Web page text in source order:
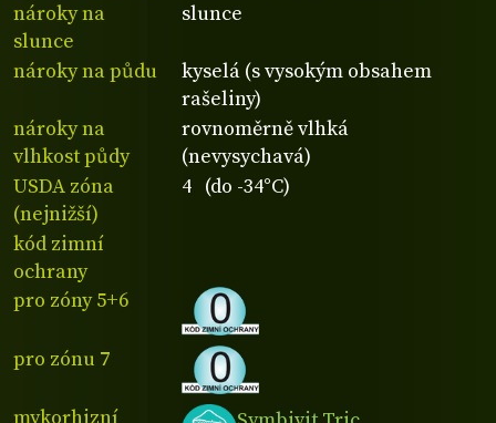
nároky na
slunce
slunce
nároky na půdu
kyselá (s vysokým obsahem
rašeliny)
nároky na
vlhkost půdy
rovnoměrně vlhká
(nevysychavá)
USDA zóna
(nejnižší)
4 (do -34°C)
kód zimní
ochrany
pro zóny 5+6
pro zónu 7